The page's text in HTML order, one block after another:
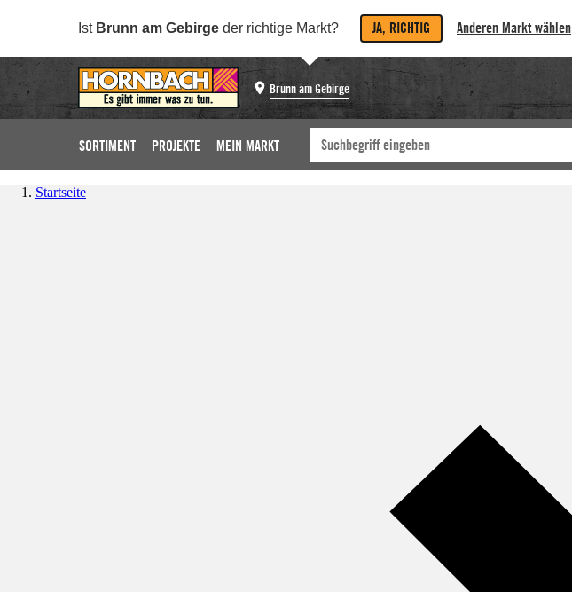
Ist Brunn am Gebirge der richtige Markt? JA, RICHTIG Anderen Markt wählen
Brunn am Gebirge
SORTIMENT PROJEKTE MEIN MARKT
Startseite